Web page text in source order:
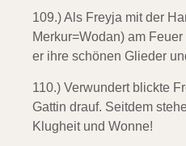
109.) Als Freyja mit der
Merkur=Wodan) am Feuer
er ihre schönen Glieder
110.) Verwundert blickte
Gattin drauf. Seitdem
Klugheit und Wonne!